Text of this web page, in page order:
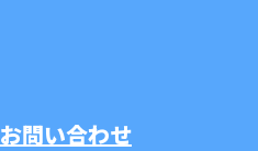
お問い合わせ